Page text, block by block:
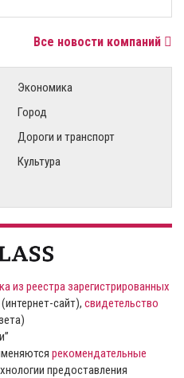
Все новости компаний
Экономика
Город
Дороги и транспорт
Культура
из реестра зарегистрированных
сайт), свидетельство
рекомендательные
предоставления